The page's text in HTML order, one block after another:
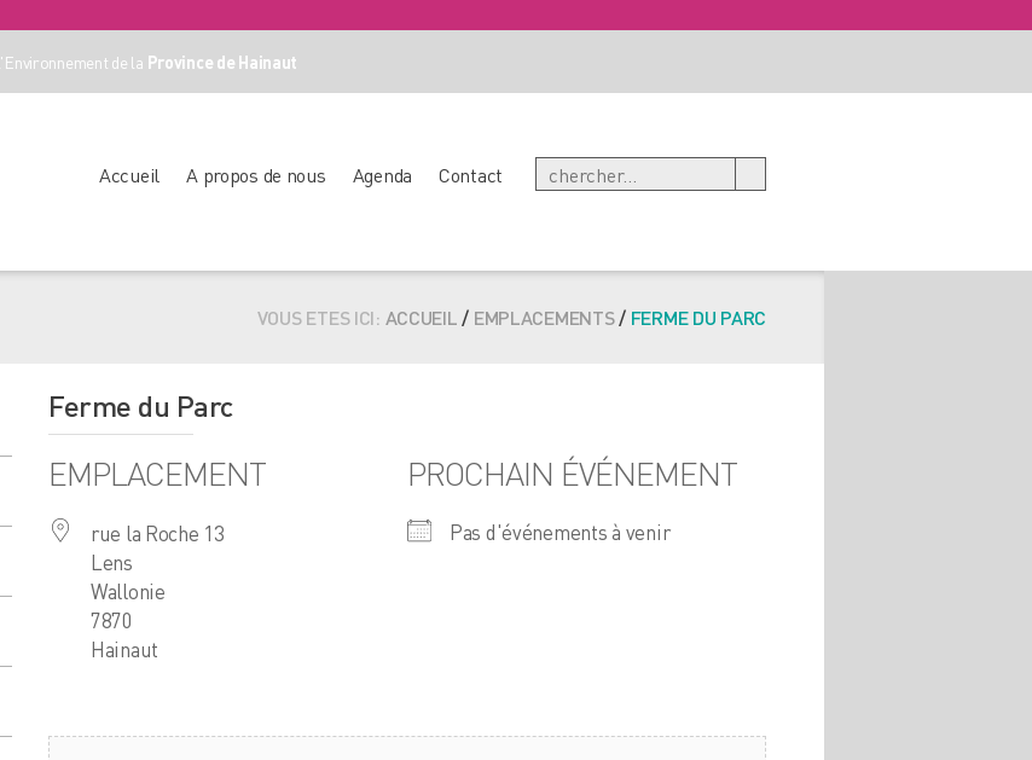
de la Province de Hainaut
Accueil A propos de nous Agenda Contact
VOUS ETES ICI: ACCUEIL/ EMPLACEMENTS/ FERME DU PARC
Ferme du Parc
EMPLACEMENT
rue la Roche 13
Lens
Wallonie
7870
Hainaut
PROCHAIN ÉVÉNEMENT
Pas d'événements à venir